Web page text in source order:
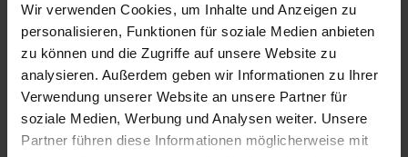
Wir verwenden Cookies, um Inhalte und Anzeigen zu
personalisieren, Funktionen für soziale Medien anbieten
zu können und die Zugriffe auf unsere Website zu
analysieren. Außerdem geben wir Informationen zu Ihrer
Verwendung unserer Website an unsere Partner für
soziale Medien, Werbung und Analysen weiter. Unsere
Partner führen diese Informationen möglicherweise mit